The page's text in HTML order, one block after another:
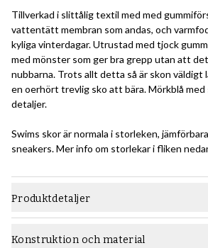
Tillverkad i slittålig textil med med
vattentätt membran som andas, och
kyliga vinterdagar. Utrustad med tjock
med mönster som ger bra grepp utan att
nubbarna. Trots allt detta så är skon
en oerhört trevlig sko att bära. Mörkblå med
detaljer.
Swims skor är normala i storleken,
sneakers. Mer info om storlekar i fliken
Produktdetaljer
Konstruktion och material